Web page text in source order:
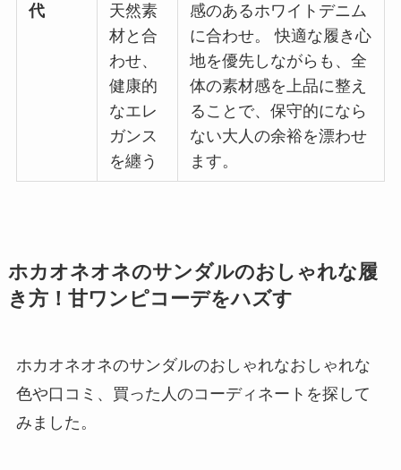
代
天然素
材と合
わせ、
健康的
なエレ
ガンス
を纏う
感のあるホワイトデニム
に合わせ。 快適な履き心
地を優先しながらも、全
体の素材感を上品に整え
ることで、保守的になら
ない大人の余裕を漂わせ
ます。
ホカオネオネのサンダルのおしゃれな履
き方！甘ワンピコーデをハズす
ホカオネオネのサンダルのおしゃれなおしゃれな
色や口コミ、買った人のコーディネートを探して
みました。